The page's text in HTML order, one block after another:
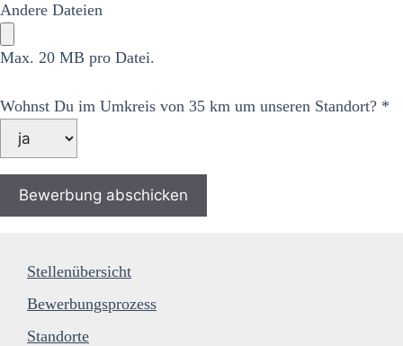
Andere Dateien
Max. 20 MB pro Datei.
Wohnst Du im Umkreis von 35 km um unseren Standort? *
Stellenübersicht
Bewerbungsprozess
Standorte